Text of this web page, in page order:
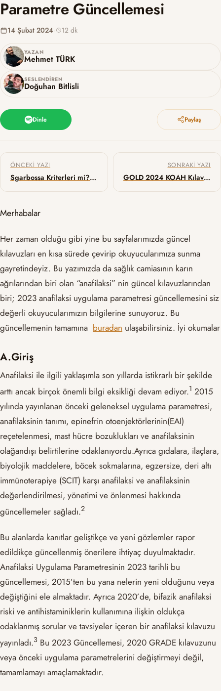
Parametre Güncellemesi
YAZAN
Mehmet TÜRK
SESLENDIREN
Doğuhan Bitlisli
14 Şubat 2024· 12 dk
Dinle Paylaş
Yazı gezinmesi
ÖNCEKI YAZI
Sgarbossa Kriterleri mi? Barcelona Algoritması mı?
SONRAKI YAZI
GOLD 2024 KOAH Kılavuzu Güncellemesi – Bölüm 4: KOAH Alevlenme Yönetimi, Komorbiteler ve Covid-19
Merhabalar
Her zaman olduğu gibi yine bu sayfalarımızda güncel
kılavuzları en kısa sürede çevirip okuyucularımıza sunma
gayretindeyiz. Bu yazımızda da sağlık camiasının karın
ağrılarından biri olan “anafilaksi” nin güncel kılavuzlarından
biri; 2023 anafilaksi uygulama parametresi güncellemesini siz
değerli okuyucularımızın bilgilerine sunuyoruz. Bu
güncellemenin tamamına buradan ulaşabilirsiniz. İyi okumalar
A.Giriş
Anafilaksi ile ilgili yaklaşımla son yıllarda istikrarlı bir şekilde
arttı ancak birçok önemli bilgi eksikliği devam ediyor.​1​ 2015
yılında yayınlanan önceki geleneksel uygulama parametresi,
anafilaksinin tanımı, epinefrin otoenjektörlerinin(EAI)
reçetelenmesi, mast hücre bozuklukları ve anafilaksinin
olağandışı belirtilerine odaklanıyordu.Ayrıca gıdalara, ilaçlara,
biyolojik maddelere, böcek sokmalarına, egzersize, deri altı
immünoterapiye (SCIT) karşı anafilaksi ve anafilaksinin
değerlendirilmesi, yönetimi ve önlenmesi hakkında
güncellemeler sağladı.​2​
Bu alanlarda kanıtlar geliştikçe ve yeni gözlemler rapor
edildikçe güncellenmiş önerilere ihtiyaç duyulmaktadır.
Anafilaksi Uygulama Parametresinin 2023 tarihli bu
güncellemesi, 2015’ten bu yana nelerin yeni olduğunu veya
değiştiğini ele almaktadır. Ayrıca 2020’de, bifazik anafilaksi
riski ve antihistaminiklerin kullanımına ilişkin oldukça
odaklanmış sorular ve tavsiyeler içeren bir anafilaksi kılavuzu
yayınladı.​3​ Bu 2023 Güncellemesi, 2020 GRADE kılavuzunu
veya önceki uygulama parametrelerini değiştirmeyi değil,
tamamlamayı amaçlamaktadır.